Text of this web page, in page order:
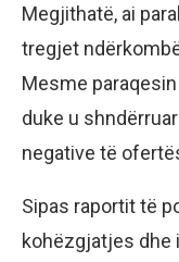
Megjithatë, ai
tregjet
Mesme
duke u
negative të
Sipas raportit të
kohëzgjatjes